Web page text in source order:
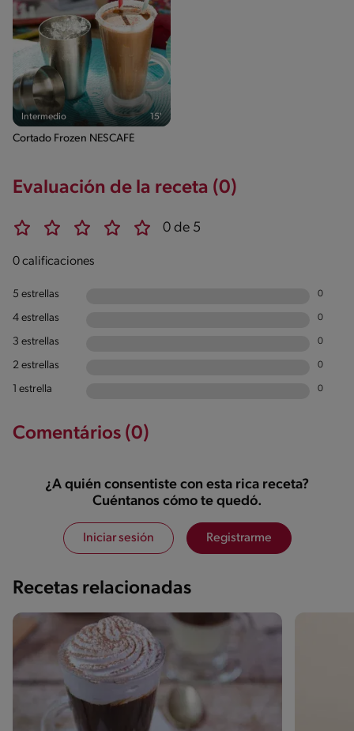
Intermedio 15'
Cortado Frozen NESCAFÉ
Evaluación de la receta (0)
0 de 5
0 calificaciones
5 estrellas 0
4 estrellas 0
3 estrellas 0
2 estrellas 0
1 estrella 0
Comentários (0)
¿A quién consentiste con esta rica receta?
Cuéntanos cómo te quedó.
Iniciar sesión Registrarme
Recetas relacionadas